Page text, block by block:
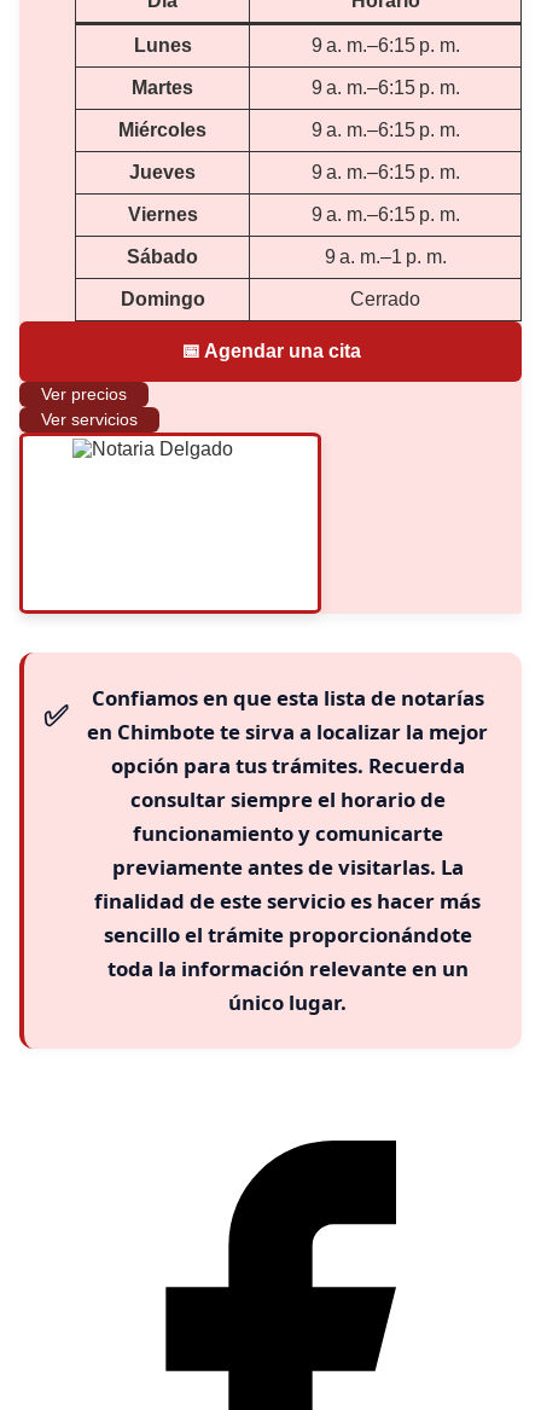
Lunes 9 a. m.–6:15 p. m.
Martes 9 a. m.–6:15 p. m.
Miércoles 9 a. m.–6:15 p. m.
Jueves 9 a. m.–6:15 p. m.
Viernes 9 a. m.–6:15 p. m.
Sábado 9 a. m.–1 p. m.
Domingo Cerrado
📅 Agendar una cita
Ver precios
Ver servicios
Confiamos en que esta lista de notarías
en Chimbote te sirva a localizar la mejor
opción para tustrámites. Recuerda
consultar siempre el horariode
funcionamiento y comunicarte
previamente antes de visitarlas. La
finalidad de este servicio es hacer más
sencillo el trámiteproporcionándote
toda la información relevante en un
único lugar.